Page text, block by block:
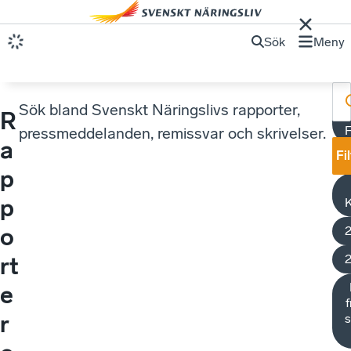
Sök Meny
R
a
p
p
o
rt
e
r
Sök bland Svenskt Näringslivs rapporter,
pressmeddelanden, remissvar och skrivelser.